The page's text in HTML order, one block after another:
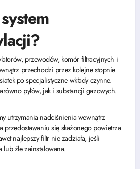
przewodów, komór filtracyjnych i
przechodzi przez kolejne stopnie
po specjalistyczne wkłady czynne.
pyłów, jak i substancji gazowych.
utrzymania nadciśnienia wewnątrz
przedostawaniu się skażonego powietrza
najlepszy filtr nie zadziała, jeśli
lub źle zainstalowana.